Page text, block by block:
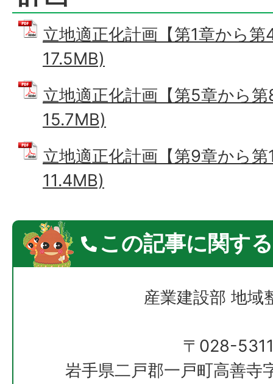
立地適正化計画【第1章から
17.5MB)
立地適正化計画【第5章から
15.7MB)
立地適正化計画【第9章から
11.4MB)
この記事に関す
産業建設部 地域
〒028-
岩手県二戸郡一戸町高善寺